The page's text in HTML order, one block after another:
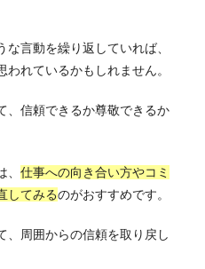
言動を繰り返していれば、
れているかもしれません。
、信頼できるか尊敬できるか
仕事への向き合い方やコミ
してみるのがおすすめです。
、周囲からの信頼を取り戻し